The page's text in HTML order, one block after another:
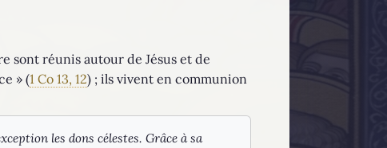
sont réunis autour de Jésus et de
» (1 Co 13, 12) ; ils vivent en communion
les dons célestes. Grâce à sa